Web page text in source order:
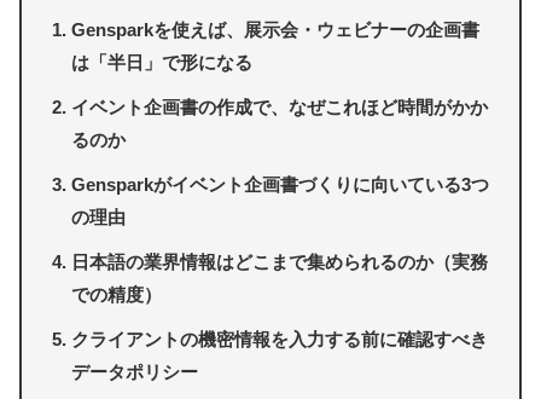
Gensparkを使えば、展示会・ウェビナーの企画書
は「半日」で形になる
イベント企画書の作成で、なぜこれほど時間がかか
るのか
Gensparkがイベント企画書づくりに向いている3つ
の理由
日本語の業界情報はどこまで集められるのか（実務
での精度）
クライアントの機密情報を入力する前に確認すべき
データポリシー